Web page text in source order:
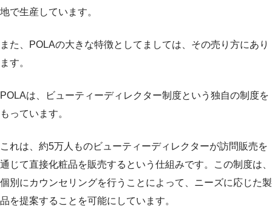
地で生産しています。
また、POLAの大きな特徴としてましては、その売り方にあり
ます。
POLAは、ビューティーディレクター制度という独自の制度を
もっています。
これは、約5万人ものビューティーディレクターが訪問販売を
通じて直接化粧品を販売するという仕組みです。この制度は、
個別にカウンセリングを行うことによって、ニーズに応じた製
品を提案することを可能にしています。